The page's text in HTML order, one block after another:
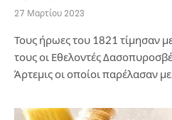
27 Μαρτίου 2023
Τους ήρωες του 1821 τίμησαν
τους οι Εθελοντές
Άρτεμις οι οποίοι παρέλασαν με…